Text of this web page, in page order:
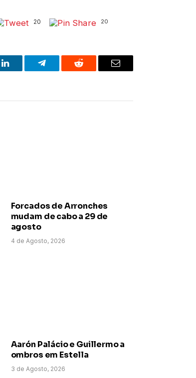
20 20
LinkedIn Telegram Reddit Email
Forcados de Arronches
mudam de cabo a 29 de
agosto
4 de Agosto, 2026
Aarón Palácio e Guillermo a
ombros em Estella
3 de Agosto, 2026